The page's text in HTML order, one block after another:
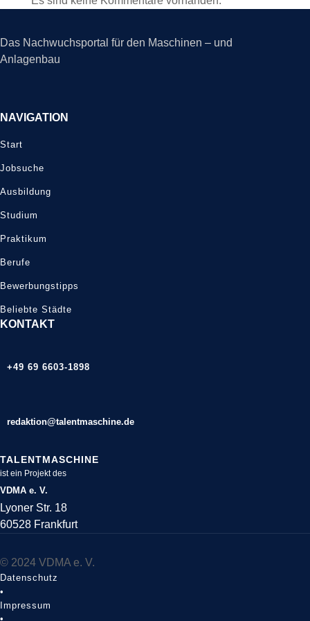
Das Nachwuchsportal für den Maschinen – und
Anlagenbau
NAVIGATION
Start
Jobsuche
Ausbildung
Studium
Praktikum
Berufe
Bewerbungstipps
Beliebte Städte
KONTAKT
+49 69 6603-1898
redaktion@talentmaschine.de
TALENTMASCHINE
ist ein Projekt des
VDMA e. V.
Lyoner Str. 18
60528 Frankfurt
© 2024 VDMA e. V.
Datenschutz
•
Impressum
•